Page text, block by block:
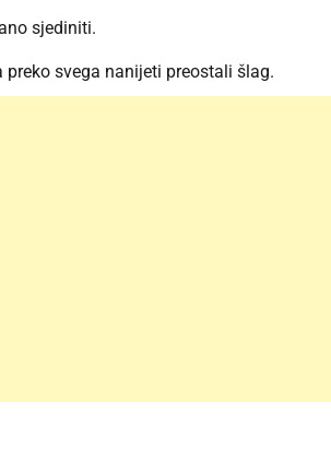
sjediniti.
svega nanijeti preostali šlag.